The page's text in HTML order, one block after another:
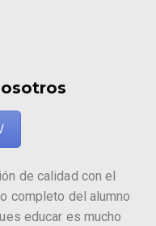
de calidad con el
completo del alumno
educar es mucho